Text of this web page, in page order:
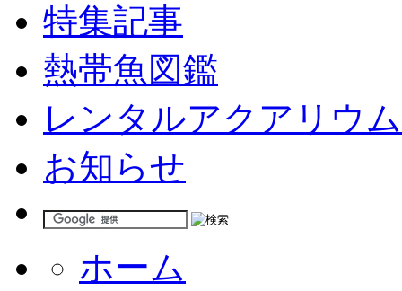
特集記事
熱帯魚図鑑
レンタルアクアリウム
お知らせ
ホーム